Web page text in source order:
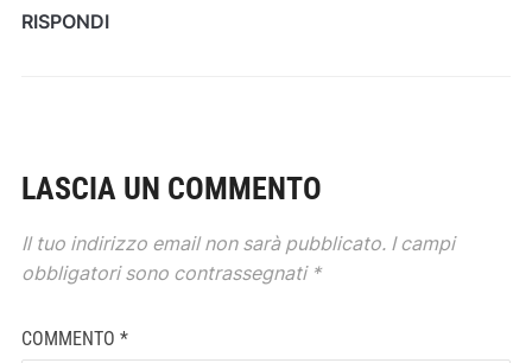
RISPONDI
LASCIA UN COMMENTO
Il tuo indirizzo email non sarà pubblicato. I campi
obbligatori sono contrassegnati *
COMMENTO *